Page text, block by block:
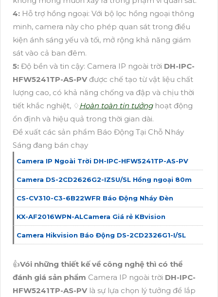
4: Hỗ trợ hồng ngoại: Với bộ lọc hồng ngoại thông
minh, camera này cho phép quan sát trong điều
kiện ánh sáng yếu và tối, mở rộng khả năng giám
sát vào cả ban đêm.
5: Độ bền và tin cậy: Camera IP ngoài trời DH-IPC-
HFW5241TP-AS-PV được chế tạo từ vật liệu chất
lượng cao, có khả năng chống va đập và chịu thời
tiết khắc nghiệt, ♢ Hoàn toàn tin tưởnghoạt động
ổn định và hiệu quả trong thời gian dài.
Đề xuất các sản phẩm Báo Động Tại Chỗ Nháy
Sáng đang bán chạy
Camera IP Ngoài Trời DH-IPC-HFW5241TP-AS-PV
Camera DS-2CD2626G2-IZSU/SL Hồng ngoại 80m
CS-CV310-C3-6B22WFR Báo Động Nháy Đèn
KX-AF2016WPN-ALCamera Giá rẻ KBvision
Camera Hikvision Báo Động DS-2CD2326G1-I/SL
👍Vói những thiết kế về công nghệ thì có thể
đánh giá sản phẩm Camera IP ngoài trời DH-IPC-
HFW5241TP-AS-PV là sự lựa chọn lý tưởng để lắp